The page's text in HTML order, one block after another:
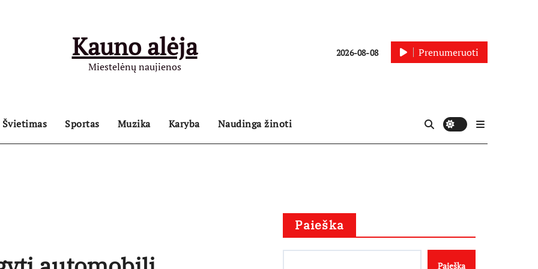
Kauno alėja
Miestelėnų naujienos
2026-08-08 Prenumeruoti
Švietimas Sportas Muzika Karyba Naudinga žinoti
Paieška
Paieška